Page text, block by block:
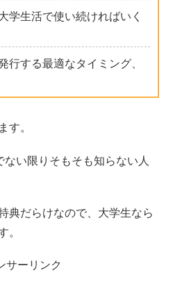
学生活で使い続ければいく
行する最適なタイミング、
。
い限りそもそも知らない人
典だらけなので、大学生なら
サーリンク